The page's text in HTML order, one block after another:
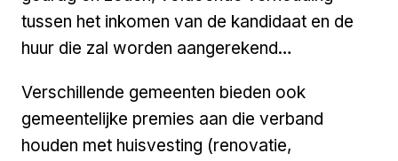
tussen het inkomen van de kandidaat en de
huur die zal worden aangerekend…
Verschillende gemeenten bieden ook
gemeentelijke premies aan die verband
houden met huisvesting (renovatie,